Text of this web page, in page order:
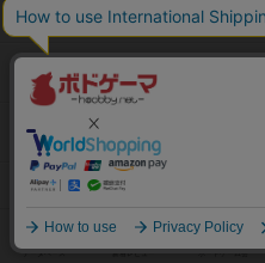
ご利用規約
個人情報保護方針
特定商取引法に基づく表記
お問い合わせ
公式X